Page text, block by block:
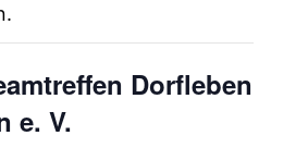
Dorfleben
e. V.